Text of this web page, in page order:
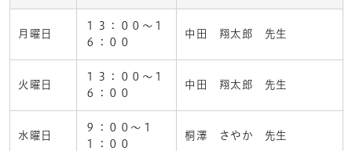
月曜日
１３：００～１
６：００
中田 翔太郎 先生
火曜日
１３：００～１
６：００
中田 翔太郎 先生
水曜日
９：００～１
１：００
桐澤 さやか 先生